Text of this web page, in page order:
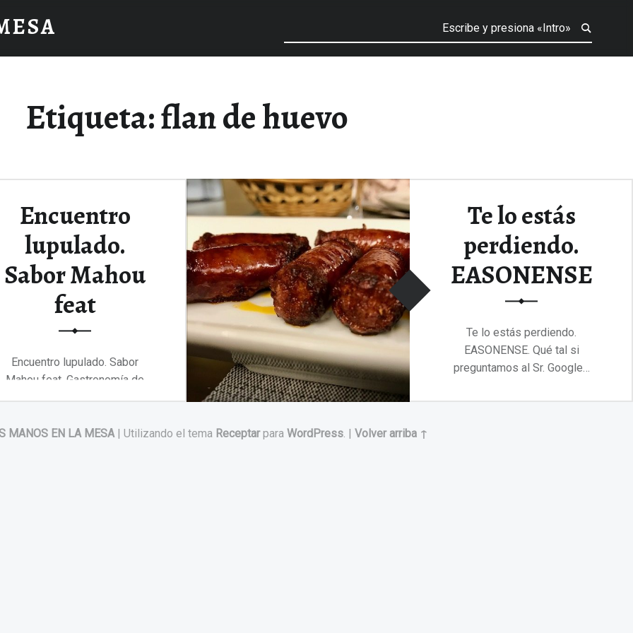
Etiqueta:flan de huevo
Encuentro
lupulado.
Sabor Mahou
feat
Encuentro lupulado. Sabor
Mahou feat. Gastronomía de
y los mejores sabores…
“Encuentro lupulado. Sabor Mahou feat”
…
Te lo estás
perdiendo.
EASONENSE
Te lo estás perdiendo.
EASONENSE. Qué tal si
preguntamos al Sr. Google…
MANOS EN LA MESA | Utilizando el tema Receptarpara WordPress. | Volver arriba ↑